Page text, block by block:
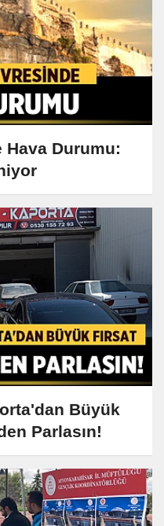
Durumu:
Büyük
Parlasın!